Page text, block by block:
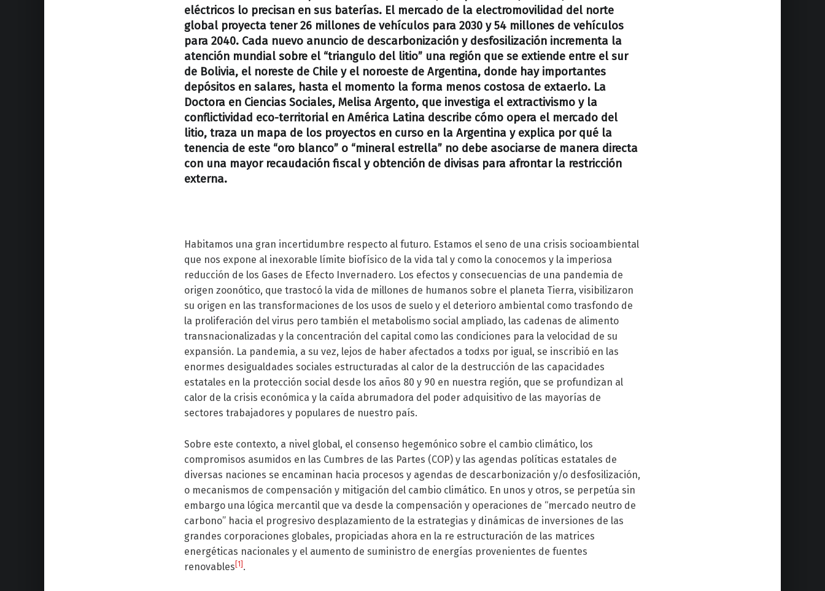
eléctricos lo precisan en sus baterías. El mercado de la electromovilidad del norte
global proyecta tener 26 millones de vehículos para 2030 y 54 millones de vehículos
para 2040. Cada nuevo anuncio de descarbonización y desfosilización incrementa la
atención mundial sobre el “triangulo del litio” una región que se extiende entre el sur
de Bolivia, el noreste de Chile y el noroeste de Argentina, donde hay importantes
depósitos en salares, hasta el momento la forma menos costosa de extaerlo. La
Doctora en Ciencias Sociales, Melisa Argento, que investiga el extractivismo y la
conflictividad eco-territorial en América Latina describe cómo opera el mercado del
litio, traza un mapa de los proyectos en curso en la Argentina y explica por qué la
tenencia de este “oro blanco” o “mineral estrella” no debe asociarse de manera directa
con una mayor recaudación fiscal y obtención de divisas para afrontar la restricción
externa.
Habitamos una gran incertidumbre respecto al futuro. Estamos el seno de una crisis socioambiental
que nos expone al inexorable límite biofísico de la vida tal y como la conocemos y la imperiosa
reducción de los Gases de Efecto Invernadero. Los efectos y consecuencias de una pandemia de
origen zoonótico, que trastocó la vida de millones de humanos sobre el planeta Tierra, visibilizaron
su origen en las transformaciones de los usos de suelo y el deterioro ambiental como trasfondo de
la proliferación del virus pero también el metabolismo social ampliado, las cadenas de alimento
transnacionalizadas y la concentración del capital como las condiciones para la velocidad de su
expansión. La pandemia, a su vez, lejos de haber afectados a todxs por igual, se inscribió en las
enormes desigualdades sociales estructuradas al calor de la destrucción de las capacidades
estatales en la protección social desde los años 80 y 90 en nuestra región, que se profundizan al
calor de la crisis económica y la caída abrumadora del poder adquisitivo de las mayorías de
sectores trabajadores y populares de nuestro país.
Sobre este contexto, a nivel global, el consenso hegemónico sobre el cambio climático, los
compromisos asumidos en las Cumbres de las Partes (COP) y las agendas políticas estatales de
diversas naciones se encaminan hacia procesos y agendas de descarbonización y/o desfosilización,
o mecanismos de compensación y mitigación del cambio climático. En unos y otros, se perpetúa sin
embargo una lógica mercantil que va desde la compensación y operaciones de “mercado neutro de
carbono” hacia el progresivo desplazamiento de la estrategias y dinámicas de inversiones de las
grandes corporaciones globales, propiciadas ahora en la re estructuración de las matrices
energéticas nacionales y el aumento de suministro de energías provenientes de fuentes
renovables [1] .